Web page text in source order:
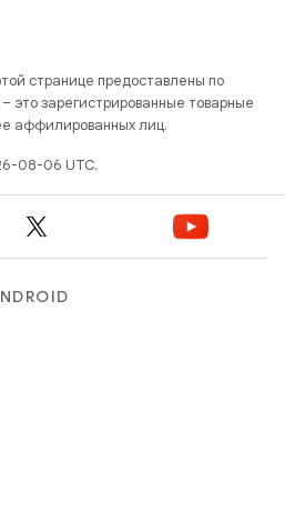
странице предоставлены по
это зарегистрированные товарные
аффилированных лиц.
08-06 UTC.